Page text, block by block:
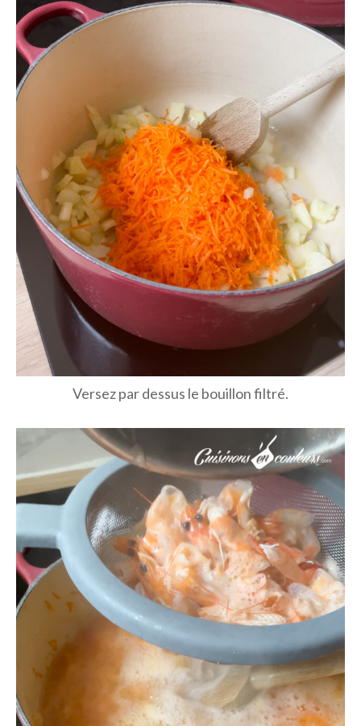
Versez par dessus le bouillon filtré.